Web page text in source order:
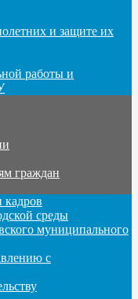
и защите их
работы и
граждан
среды
муниципального
с